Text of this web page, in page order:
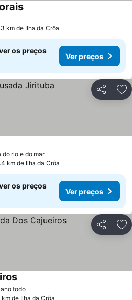
Ver preços
km de Ilha da Crôa
os preços
Ver preços
Partilhar
rio e do marVer preços
km de Ilha da Crôa
os preços
Ver preços
Partilhar
todoVer preços
Ver preços
km de Ilha da Crôa